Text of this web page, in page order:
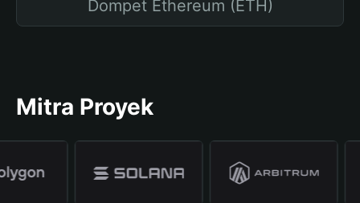
Dompet Ethereum (ETH)
Mitra Proyek